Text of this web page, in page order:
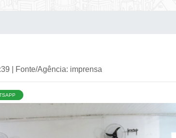
| Fonte/Agência: imprensa